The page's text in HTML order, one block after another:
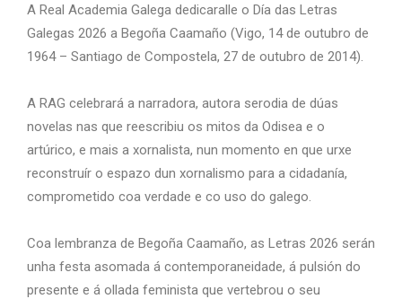
A Real Academia Galega dedicaralle o Día das Letras
Galegas 2026 a Begoña Caamaño (Vigo, 14 de outubro de
1964 – Santiago de Compostela, 27 de outubro de 2014).
A RAG celebrará a narradora, autora serodia de dúas
novelas nas que reescribiu os mitos da Odisea e o
artúrico, e mais a xornalista, nun momento en que urxe
reconstruír o espazo dun xornalismo para a cidadanía,
comprometido coa verdade e co uso do galego.
Coa lembranza de Begoña Caamaño, as Letras 2026 serán
unha festa asomada á contemporaneidade, á pulsión do
presente e á ollada feminista que vertebrou o seu